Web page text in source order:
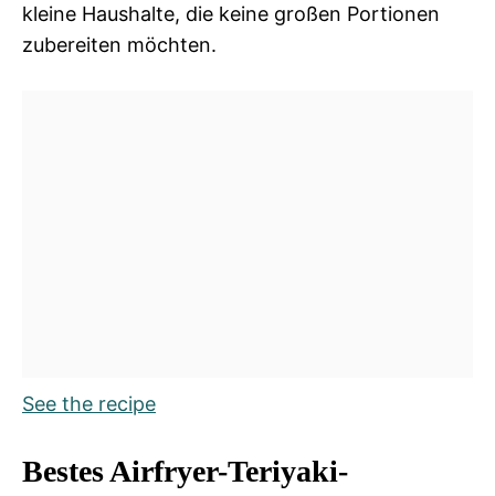
kleine Haushalte, die keine großen Portionen
zubereiten möchten.
See the recipe
Bestes Airfryer-Teriyaki-